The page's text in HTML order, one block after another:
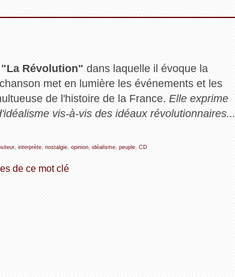
Révolution" dans laquelle il évoque la
met en lumière les événements et les
de l'histoire de la France. Elle exprime
vis-à-vis des idéaux révolutionnaires...
, interprète, nostalgie, opinion, idéalisme, peuple, CD
de ce mot clé